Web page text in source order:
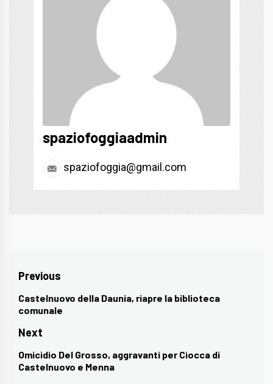
spaziofoggiaadmin
spaziofoggia@gmail.com
Navigazione
articoli
Previous
Previous
post:
Castelnuovo della Daunia, riapre la biblioteca
comunale
Next
Next
post:
Omicidio Del Grosso, aggravanti per Ciocca di
Castelnuovo e Menna